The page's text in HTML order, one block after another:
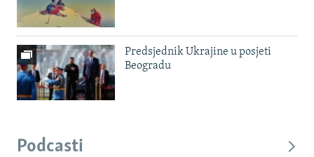
Predsjednik Ukrajine u posjeti
Beogradu
Podcasti